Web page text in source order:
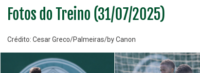
Fotos do Treino (31/07/2025)
Crédito: Cesar Greco/Palmeiras/by Canon